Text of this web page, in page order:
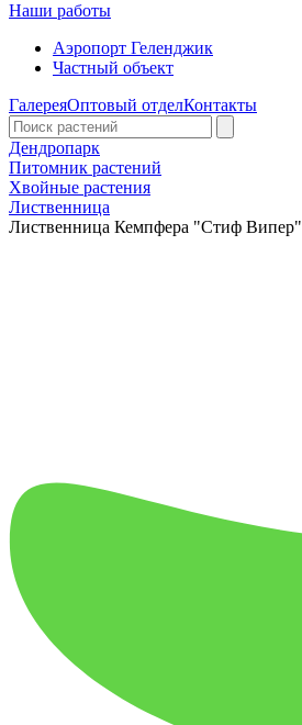
Наши работы
Аэропорт Геленджик
Частный объект
ГалереяОптовый отделКонтакты
Дендропарк
Питомник растений
Хвойные растения
Лиственница
Лиственница Кемпфера "Стиф Випер"